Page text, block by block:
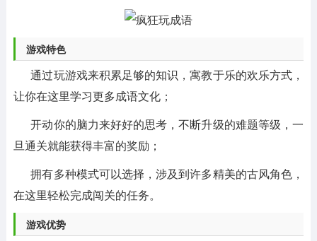
游戏特色
通过玩游戏来积累足够的知识，寓教于乐的欢乐方式，
让你在这里学习更多成语文化；
开动你的脑力来好好的思考，不断升级的难题等级，一
旦通关就能获得丰富的奖励；
拥有多种模式可以选择，涉及到许多精美的古风角色，
在这里轻松完成闯关的任务。
游戏优势